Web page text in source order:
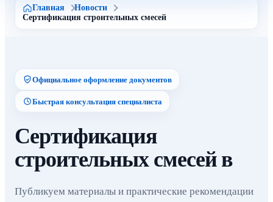
Главная
Новости
Сертификация строительных смесей
Официальное оформление документов
Быстрая консультация специалиста
Сертификация
строительных смесей в
Публикуем материалы и практические рекомендации